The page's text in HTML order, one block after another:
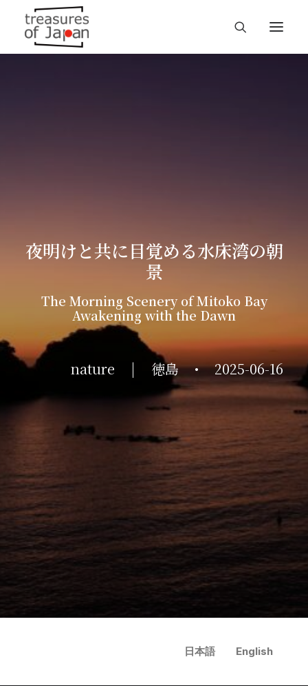
夜明けと共に目覚める水床湾の朝
景
The Morning Scenery of Mitoko Bay
Awakening with the Dawn
nature | 徳島 • 2025-06-16
English
日本語